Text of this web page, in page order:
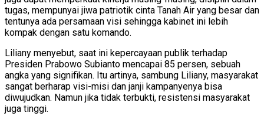
tugas, mempunyai jiwa patriotik cinta Tanah Air yang besar dan
tentunya ada persamaan visi sehingga kabinet ini lebih
kompak dengan satu komando.
Liliany menyebut, saat ini kepercayaan publik terhadap
Presiden Prabowo Subianto mencapai 85 persen, sebuah
angka yang signifikan. Itu artinya, sambung Liliany, masyarakat
sangat berharap visi-misi dan janji kampanyenya bisa
diwujudkan. Namun jika tidak terbukti, resistensi masyarakat
juga tinggi.